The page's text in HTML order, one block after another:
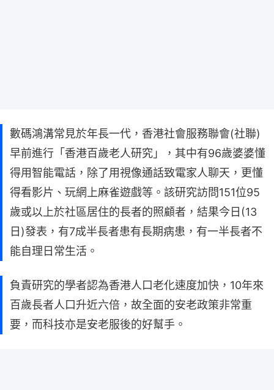
數碼鴻溝常見於年長一代，香港社會服務聯會(社聯)
早前進行「香港百歲老人研究」，其中有96歲婆婆懂
得用智能電話，除了用視像通話致電家人聊天，更懂
得看影片、玩網上麻雀遊戲等。該研究訪問151位95
歲或以上於社區居住的長者的照顧者，結果今日(13
日)發表，有7成半長者患有長期病患，有一半長者不
能自理日常生活。
負責研究的學者認為香港人口老化速度加快，10年來
百歲長者人口升近六倍，故全面的安老政策非常重
要，而科技亦是安老服後的好幫手。